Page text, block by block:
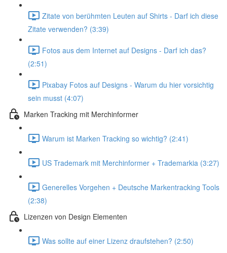
Zitate von berühmten Leuten auf Shirts - Darf ich diese
Zitate verwenden? (3:39)
Fotos aus dem Internet auf Designs - Darf ich das?
(2:51)
Pixabay Fotos auf Designs - Warum du hier vorsichtig
sein musst (4:07)
Marken Tracking mit Merchinformer
Warum ist Marken Tracking so wichtig? (2:41)
US Trademark mit Merchinformer + Trademarkia (3:27)
Generelles Vorgehen + Deutsche Markentracking Tools
(2:38)
Lizenzen von Design Elementen
Was sollte auf einer Lizenz draufstehen? (2:50)